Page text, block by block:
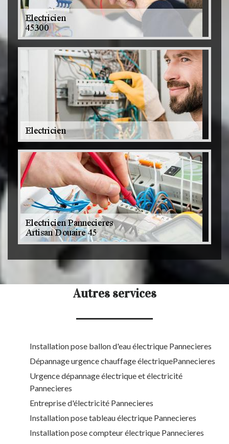
Autres services
Installation pose ballon d'eau électrique Pannecieres
Dépannage urgence chauffage électriquePannecieres
Urgence dépannage électrique et électricité
Pannecieres
Entreprise d'électricité Pannecieres
Installation pose tableau électrique Pannecieres
Installation pose compteur électrique Pannecieres